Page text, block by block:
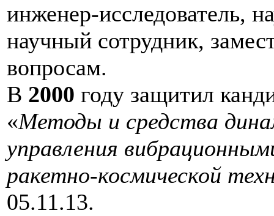
инженер-исследователь,
научный сотрудник,
вопросам.
В 2000 году защитил
«Методы и средства
управления
ракетно-космической
05.11.13.